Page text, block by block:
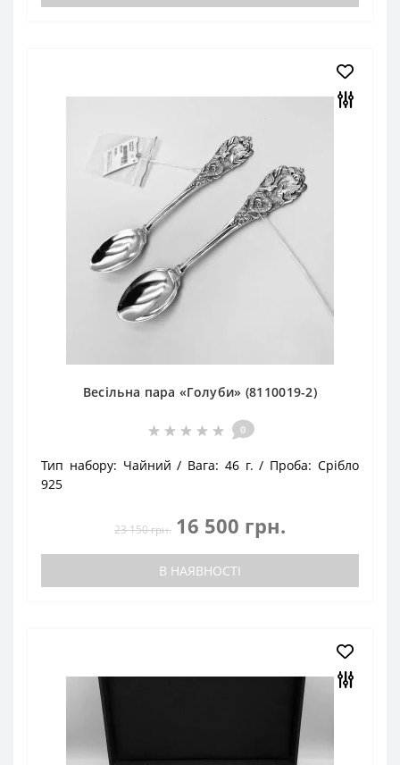
Весільна пара «Голуби» (8110019-2)
0
Тип набору: Чайний Вага: 46 г. Проба: Срібло
925
23 150 грн. 16 500 грн.
В НАЯВНОСТІ